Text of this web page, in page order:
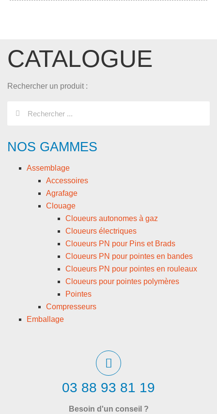
CATALOGUE
Rechercher un produit :
NOS GAMMES
Assemblage
Accessoires
Agrafage
Clouage
Cloueurs autonomes à gaz
Cloueurs électriques
Cloueurs PN pour Pins et Brads
Cloueurs PN pour pointes en bandes
Cloueurs PN pour pointes en rouleaux
Cloueurs pour pointes polymères
Pointes
Compresseurs
Emballage
03 88 93 81 19
Besoin d'un conseil ?